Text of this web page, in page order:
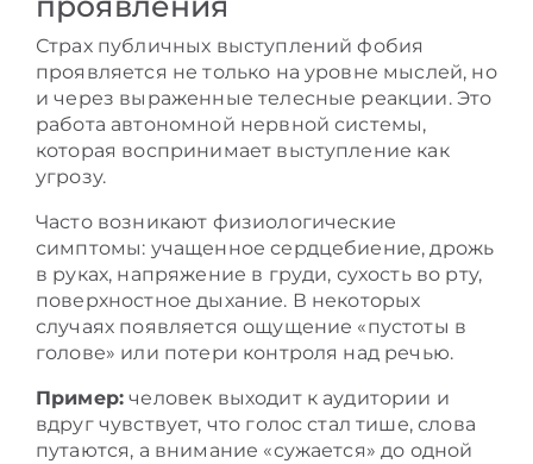
Страх публичных выступлений фобия
проявляется не только на уровне мыслей, но
и через выраженные телесные реакции. Это
работа автономной нервной системы,
которая воспринимает выступление как
угрозу.
Часто возникают физиологические
симптомы: учащенное сердцебиение, дрожь
в руках, напряжение в груди, сухость во рту,
поверхностное дыхание. В некоторых
случаях появляется ощущение «пустоты в
голове» или потери контроля над речью.
Пример: человек выходит к аудитории и
вдруг чувствует, что голос стал тише, слова
путаются, а внимание «сужается» до одной